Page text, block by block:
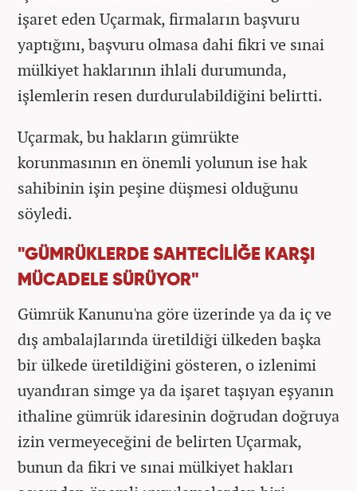
işaret eden Uçarmak, firmaların başvuru
yaptığını, başvuru olmasa dahi fikri ve sınai
mülkiyet haklarının ihlali durumunda,
işlemlerin resen durdurulabildiğini belirtti.
Uçarmak, bu hakların gümrükte
korunmasının en önemli yolunun ise hak
sahibinin işin peşine düşmesi olduğunu
söyledi.
"GÜMRÜKLERDE SAHTECİLİĞE KARŞI
MÜCADELE SÜRÜYOR"
Gümrük Kanunu'na göre üzerinde ya da iç ve
dış ambalajlarında üretildiği ülkeden başka
bir ülkede üretildiğini gösteren, o izlenimi
uyandıran simge ya da işaret taşıyan eşyanın
ithaline gümrük idaresinin doğrudan doğruya
izin vermeyeceğini de belirten Uçarmak,
bunun da fikri ve sınai mülkiyet hakları